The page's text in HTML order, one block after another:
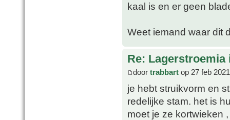
kaal is en er geen
Weet iemand waar dit
Re:
door trabbart op 27 feb
je hebt struikvorm en
redelijke stam. het is
moet je ze kortwieken